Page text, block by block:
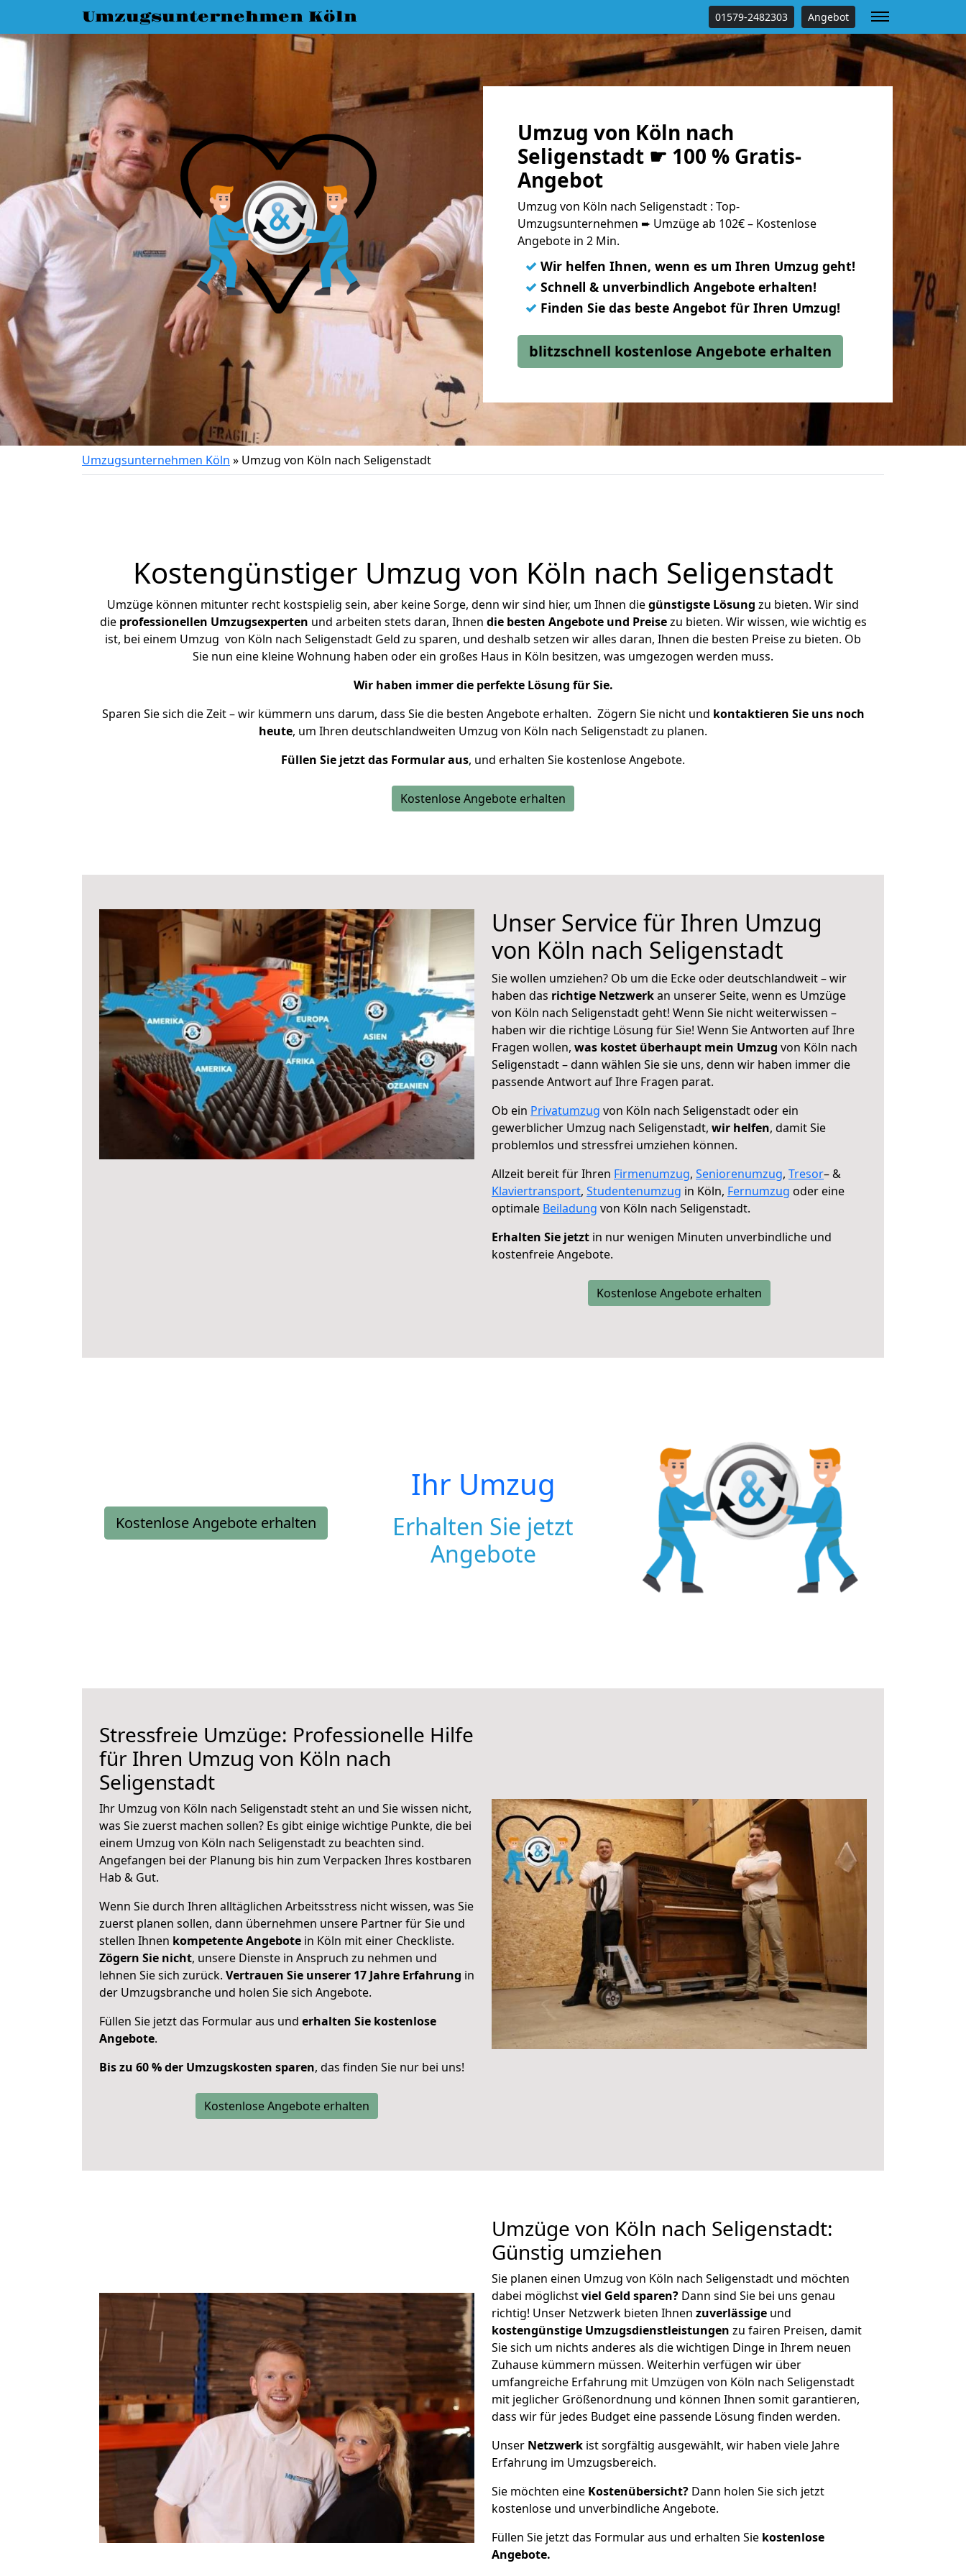
Umzugsunternehmen Köln 01579-2482303 Angebot
Umzug von Köln nach
Seligenstadt ☛ 100 % Gratis-
Angebot
Umzug von Köln nach Seligenstadt : Top-
Umzugsunternehmen ➨ Umzüge ab 102€ – Kostenlose
Angebote in 2 Min.
✓ Wir helfen Ihnen, wenn es um Ihren Umzug geht!
✓ Schnell & unverbindlich Angebote erhalten!
✓ Finden Sie das beste Angebot für Ihren Umzug!
blitzschnell kostenlose Angebote erhalten
Umzugsunternehmen Köln » Umzug von Köln nach Seligenstadt
Kostengünstiger Umzug von Köln nach Seligenstadt
Umzüge können mitunter recht kostspielig sein, aber keine Sorge, denn wir sind hier, um Ihnen diegünstigste Lösung zu bieten. Wir sind
die professionellen Umzugsexperten und arbeiten stets daran, Ihnen die besten Angebote und Preisezu bieten. Wir wissen, wie wichtig es
ist, bei einem Umzug von Köln nach Seligenstadt Geld zu sparen, und deshalb setzen wir alles daran, Ihnen die besten Preise zu bieten. Ob
Sie nun eine kleine Wohnung haben oder ein großes Haus in Köln besitzen, was umgezogen werden muss.
Wir haben immer die perfekte Lösung für Sie.
Sparen Sie sich die Zeit – wir kümmern uns darum, dass Sie die besten Angebote erhalten. Zögern Sie nicht und kontaktieren Sie uns noch
heute, um Ihren deutschlandweiten Umzug von Köln nach Seligenstadt zu planen.
Füllen Sie jetzt das Formular aus, und erhalten Sie kostenlose Angebote.
Kostenlose Angebote erhalten
Unser Service für Ihren Umzug
von Köln nach Seligenstadt
Sie wollen umziehen? Ob um die Ecke oder deutschlandweit – wir
haben das richtige Netzwerkan unserer Seite, wenn es Umzüge
von Köln nach Seligenstadt geht! Wenn Sie nicht weiterwissen –
haben wir die richtige Lösung für Sie! Wenn Sie Antworten auf Ihre
Fragen wollen, was kostet überhaupt mein Umzug von Köln nach
Seligenstadt – dann wählen Sie sie uns, denn wir haben immer die
passende Antwort auf Ihre Fragen parat.
Ob ein Privatumzug von Köln nach Seligenstadt oder ein
gewerblicher Umzug nach Seligenstadt, wir helfen, damit Sie
problemlos und stressfrei umziehen können.
Allzeit bereit für Ihren Firmenumzug, Seniorenumzug, Tresor– &
Klaviertransport, Studentenumzug in Köln, Fernumzug oder eine
optimale Beiladung von Köln nach Seligenstadt.
Erhalten Sie jetzt in nur wenigen Minuten unverbindliche und
kostenfreie Angebote.
Kostenlose Angebote erhalten
Kostenlose Angebote erhalten
Ihr Umzug
Erhalten Sie jetzt
Angebote
Stressfreie Umzüge: Professionelle Hilfe
für Ihren Umzug von Köln nach
Seligenstadt
Ihr Umzug von Köln nach Seligenstadt steht an und Sie wissen nicht,
was Sie zuerst machen sollen? Es gibt einige wichtige Punkte, die bei
einem Umzug von Köln nach Seligenstadt zu beachten sind.
Angefangen bei der Planung bis hin zum Verpacken Ihres kostbaren
Hab & Gut.
Wenn Sie durch Ihren alltäglichen Arbeitsstress nicht wissen, was Sie
zuerst planen sollen, dann übernehmen unsere Partner für Sie und
stellen Ihnen kompetente Angebote in Köln mit einer Checkliste.
Zögern Sie nicht, unsere Dienste in Anspruch zu nehmen und
lehnen Sie sich zurück. Vertrauen Sie unserer 17 Jahre Erfahrung in
der Umzugsbranche und holen Sie sich Angebote.
Füllen Sie jetzt das Formular aus und erhalten Sie kostenlose
Angebote.
Bis zu 60 % der Umzugskosten sparen, das finden Sie nur bei uns!
Kostenlose Angebote erhalten
Umzüge von Köln nach Seligenstadt:
Günstig umziehen
Sie planen einen Umzug von Köln nach Seligenstadt und möchten
dabei möglichstviel Geld sparen? Dann sind Sie bei uns genau
richtig! Unser Netzwerk bieten Ihnen zuverlässige und
kostengünstige Umzugsdienstleistungen zu fairen Preisen, damit
Sie sich um nichts anderes als die wichtigen Dinge in Ihrem neuen
Zuhause kümmern müssen. Weiterhin verfügen wir über
umfangreiche Erfahrung mit Umzügen von Köln nach Seligenstadt
mit jeglicher Größenordnung und können Ihnen somit garantieren,
dass wir für jedes Budget eine passende Lösung finden werden.
Unser Netzwerk ist sorgfältig ausgewählt, wir haben viele Jahre
Erfahrung im Umzugsbereich.
Sie möchten eine Kostenübersicht? Dann holen Sie sich jetzt
kostenlose und unverbindliche Angebote.
Füllen Sie jetzt das Formular aus und erhalten Sie kostenlose
Angebote.